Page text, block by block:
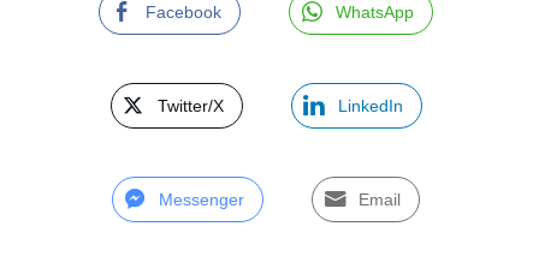
Facebook WhatsApp
Twitter/X LinkedIn
Messenger Email